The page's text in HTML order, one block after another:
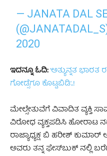
— JANATA DAL
2020
ಇದನ್ನೂ ಓದಿ:‘ಅತ್ಯುನ್ನತ
ಗೋಡ್ಸೆಗೂ ಕೊಟ್ಟಬಿಡಿ’..!
ಮೇಲ್ಸೇತುವೆಗೆ ವಿವಾದಿತ ವ್ಯಕ್ತಿ
ವಿರೋಧ ವ್ಯಕ್ತಪಡಿಸಿ ಹೋರಾಟ
ರಾಜ್ಯಾಧ್ಯಕ್ಷ ಬಿ ಹರೀಶ್‌
ಅವರು ತನ್ನ ಫೇಸ್‌ಬುಕ್‌ ನಲ್ಲಿ